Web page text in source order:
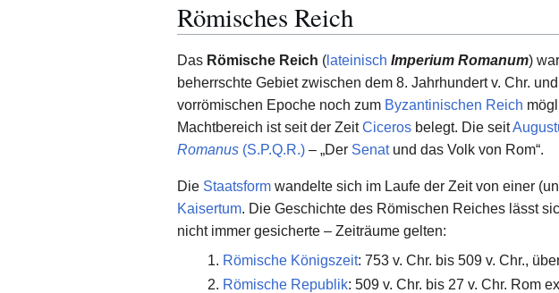
Römisches Reich
Das Römische Reich ( lateinisch Imperium Romanum)
beherrschte Gebiet zwischen dem 8. Jahrhundert v. Chr.
vorrömischen Epoche noch zum Byzantinischen Reich
Machtbereich ist seit der ZeitCiceros belegt. Die seit
Romanus (S.P.Q.R.) – „Der Senatund das Volk von Rom“.
Die Staatsform wandelte sich im Laufe der Zeit von einer
Kaisertum. Die Geschichte des Römischen Reiches lässt
nicht immer gesicherte – Zeiträume gelten:
Römische Königszeit: 753 v. Chr. bis 509 v. Chr.,
Römische Republik: 509 v. Chr. bis 27 v. Chr. Rom